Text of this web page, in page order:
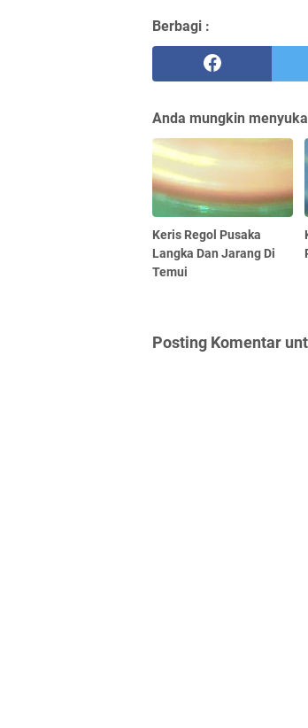
Berbagi :
Anda mungkin
Keris Regol Pusaka
Langka Dan Jarang Di
Temui
Posting Komentar